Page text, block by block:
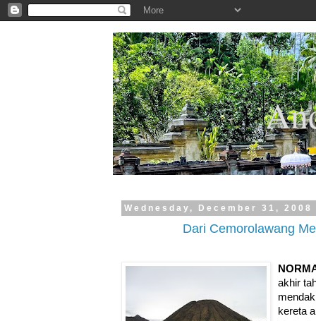
.
Wednesday, December 31, 2008
Dari Cemorolawang
akhir
kereta